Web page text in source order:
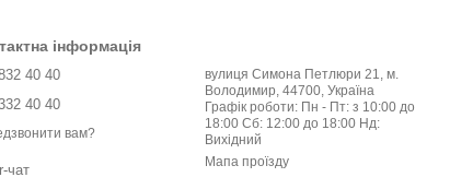
інформація
40 40
40 40
вам?
чат
вулиця Симона Петлюри 21, м.
Володимир, 44700, Україна
Графік роботи: Пн - Пт: з 10:00 до
18:00 Сб: 12:00 до 18:00 Нд:
Вихідний
Мапа проїзду